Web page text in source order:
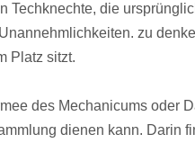
Techknechte, die
zu
Platz sitzt.
des Mechanicums oder
dienen kann. Darin